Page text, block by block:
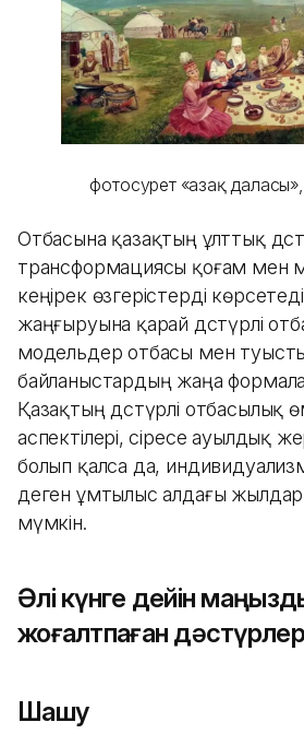
фотосурет «Қазақ
Отбасына қазақтың ұлттық
трансформациясы қоғам мен
кеңірек өзгерістерді
жаңғыруына қарай дәстүрлі
модельдер отбасы мен
байланыстардың жаңа
Қазақтың дәстүрлі отбасылық
аспектілері, әсіресе ауылдық
болып қалса да, индивидуализм
деген ұмтылыс алдағы
мүмкін.
Әлі күнге дейін
жоғалтпаған дәстүрлер
Шашу